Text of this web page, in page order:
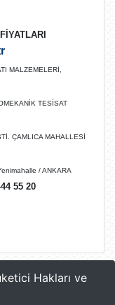
MALZEMELERİ,
TESİSAT
ÇAMLICA MAHALLESİ
/ ANKARA
55 20
Hakları ve